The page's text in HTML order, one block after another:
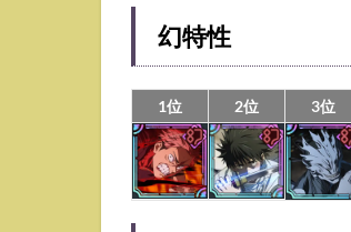
ッ
カ
7
そ
の
他
幻特性
1位 2位 3位